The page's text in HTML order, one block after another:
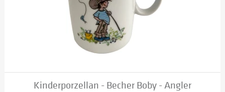
Kinderporzellan - Becher Boby - Angler